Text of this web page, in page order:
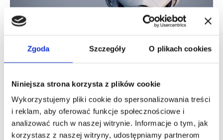
Zgoda Szczegóły O plikach cookies
Niniejsza strona korzysta z plików cookie
Wykorzystujemy pliki cookie do spersonalizowania treści
i reklam, aby oferować funkcje społecznościowe i
analizować ruch w naszej witrynie. Informacje o tym, jak
korzystasz z naszej witryny, udostępniamy partnerom
Era AI – czas prawników
ekspertów
Od innych prawników nie odróżni Cię to jak
sprawnie posługujesz się narzędziami AI.
Odróżni Cię to jak wykorzystasz dane, które